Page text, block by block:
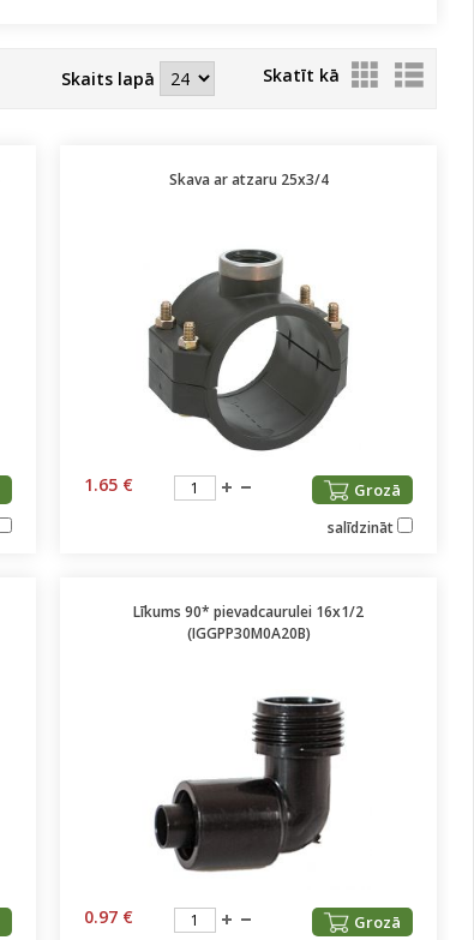
Skatīt kā
Skaits lapā
Skava ar atzaru 25x3/4
1.65 € Grozā
salīdzināt
Līkums 90* pievadcaurulei 16x1/2
(IGGPP30M0A20B)
0.97 € Grozā